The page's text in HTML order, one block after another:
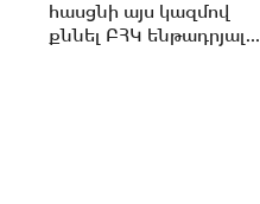
հասցնի այս կազմով
քննել ԲՀԿ ենթադրյալ...